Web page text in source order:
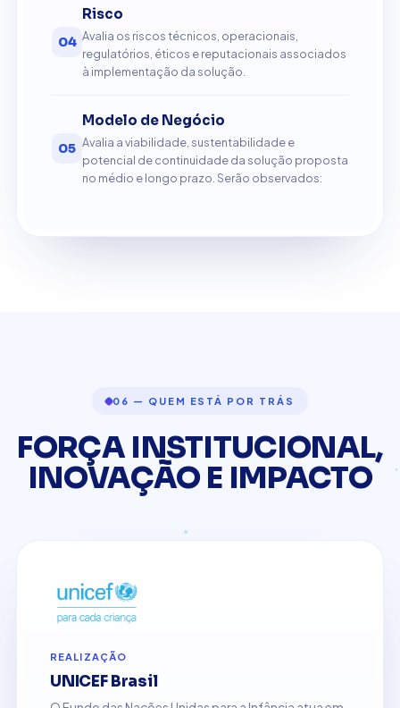
04
Risco
Avalia os riscos técnicos, operacionais,
regulatórios, éticos e reputacionais associados
à implementação da solução.
05
Modelo de Negócio
Avalia a viabilidade, sustentabilidade e
potencial de continuidade da solução proposta
no médio e longo prazo. Serão observados:
06 — QUEM ESTÁ POR TRÁS
FORÇA INSTITUCIONAL,
INOVAÇÃO E IMPACTO
REALIZAÇÃO
UNICEF Brasil